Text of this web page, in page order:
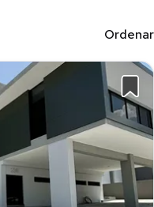
Ordenar